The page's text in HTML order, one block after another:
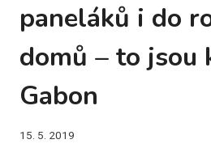
paneláků i do
domů – to jsou
Gabon
15. 5. 2019